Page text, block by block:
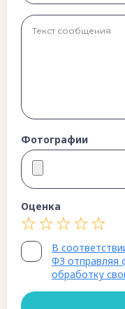
Фотографии
Оценка
В
ФЗ отправляя
обработку